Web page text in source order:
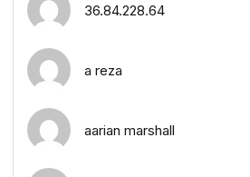
36.84.228.64
a reza
aarian marshall